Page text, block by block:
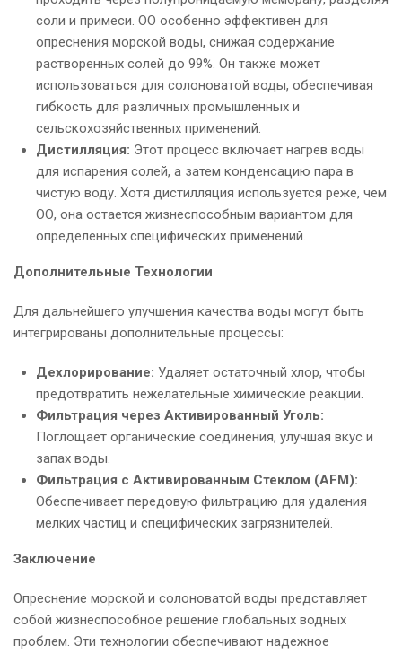
соли и примеси. ОО особенно эффективен для
опреснения морской воды, снижая содержание
растворенных солей до 99%. Он также может
использоваться для солоноватой воды, обеспечивая
гибкость для различных промышленных и
сельскохозяйственных применений.
Дистилляция: Этот процесс включает нагрев воды
для испарения солей, а затем конденсацию пара в
чистую воду. Хотя дистилляция используется реже, чем
ОО, она остается жизнеспособным вариантом для
определенных специфических применений.
Дополнительные Технологии
Для дальнейшего улучшения качества воды могут быть
интегрированы дополнительные процессы:
Дехлорирование: Удаляет остаточный хлор, чтобы
предотвратить нежелательные химические реакции.
Фильтрация через Активированный Уголь:
Поглощает органические соединения, улучшая вкус и
запах воды.
Фильтрация с Активированным Стеклом (AFM):
Обеспечивает передовую фильтрацию для удаления
мелких частиц и специфических загрязнителей.
Заключение
Опреснение морской и солоноватой воды представляет
собой жизнеспособное решение глобальных водных
проблем. Эти технологии обеспечивают надежное